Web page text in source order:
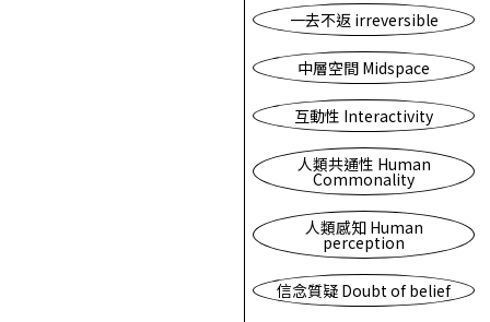
一去不返 irreversible
中層空間 Midspace
互動性 Interactivity
人類共通性 Human
Commonality
人類感知 Human
perception
信念質疑 Doubt of belief